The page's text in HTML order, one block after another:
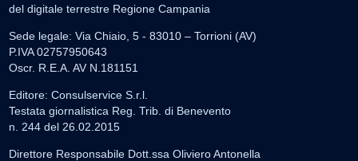
del digitale terrestre Regione Campania
Sede legale: Via Chiaio, 5 - 83010 – Torrioni (AV)
P.IVA 02757950643
Oscr. R.E.A. AV N.181151
Editore: Consulservice S.r.l.
Testata giornalistica Reg. Trib. di Benevento
n. 244 del 26.02.2015
Direttore Responsabile Dott.ssa Oliviero Antonella